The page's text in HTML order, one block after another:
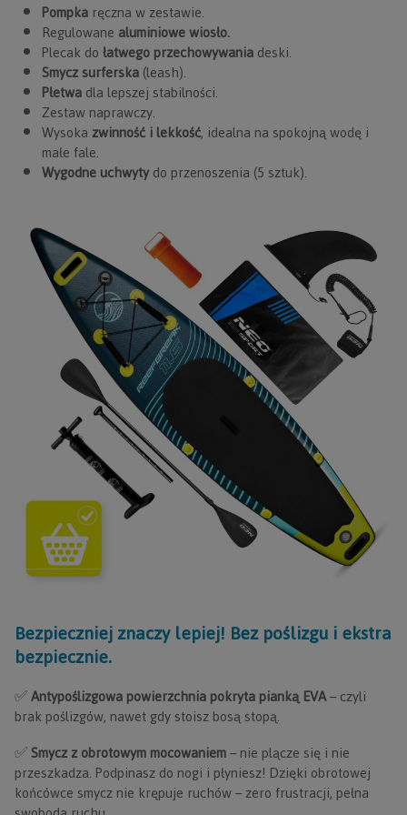
Pompkaręczna w zestawie.
Regulowane aluminiowe wiosło.
Plecak dołatwego przechowywaniadeski.
Smycz surferska(leash).
Płetwadla lepszej stabilności.
Zestaw naprawczy.
Wysoka zwinność i lekkość, idealna na spokojną wodę i
małe fale.
Wygodne uchwytydo przenoszenia (5 sztuk).
Bezpieczniej znaczy lepiej! Bez poślizgu i ekstra
bezpiecznie.
✅Antypoślizgowa powierzchnia pokryta pianką EVA– czyli
brak poślizgów, nawet gdy stoisz bosą stopą.
✅Smycz z obrotowym mocowaniem– nie plącze się i nie
przeszkadza. Podpinasz do nogi i płyniesz! Dzięki obrotowej
końcówce smycz nie krępuje ruchów – zero frustracji, pełna